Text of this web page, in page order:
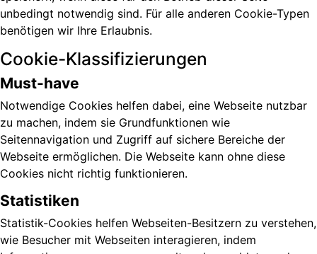
unbedingt notwendig sind. Für alle anderen Cookie-Typen
benötigen wir Ihre Erlaubnis.
Cookie-Klassifizierungen
Must-have
Notwendige Cookies helfen dabei, eine Webseite nutzbar
zu machen, indem sie Grundfunktionen wie
Seitennavigation und Zugriff auf sichere Bereiche der
Webseite ermöglichen. Die Webseite kann ohne diese
Cookies nicht richtig funktionieren.
Statistiken
Statistik-Cookies helfen Webseiten-Besitzern zu verstehen,
wie Besucher mit Webseiten interagieren, indem